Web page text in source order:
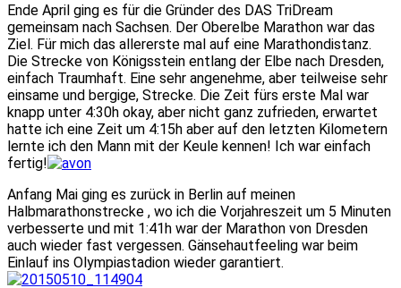
Ende April ging es für die Gründer des DAS TriDream
gemeinsam nach Sachsen. Der Oberelbe Marathon war das
Ziel. Für mich das allererste mal auf eine Marathondistanz.
Die Strecke von Königsstein entlang der Elbe nach Dresden,
einfach Traumhaft. Eine sehr angenehme, aber teilweise sehr
einsame und bergige, Strecke. Die Zeit fürs erste Mal war
knapp unter 4:30h okay, aber nicht ganz zufrieden, erwartet
hatte ich eine Zeit um 4:15h aber auf den letzten Kilometern
lernte ich den Mann mit der Keule kennen! Ich war einfach
fertig!
Anfang Mai ging es zurück in Berlin auf meinen
Halbmarathonstrecke , wo ich die Vorjahreszeit um 5 Minuten
verbesserte und mit 1:41h war der Marathon von Dresden
auch wieder fast vergessen. Gänsehautfeeling war beim
Einlauf ins Olympiastadion wieder garantiert.